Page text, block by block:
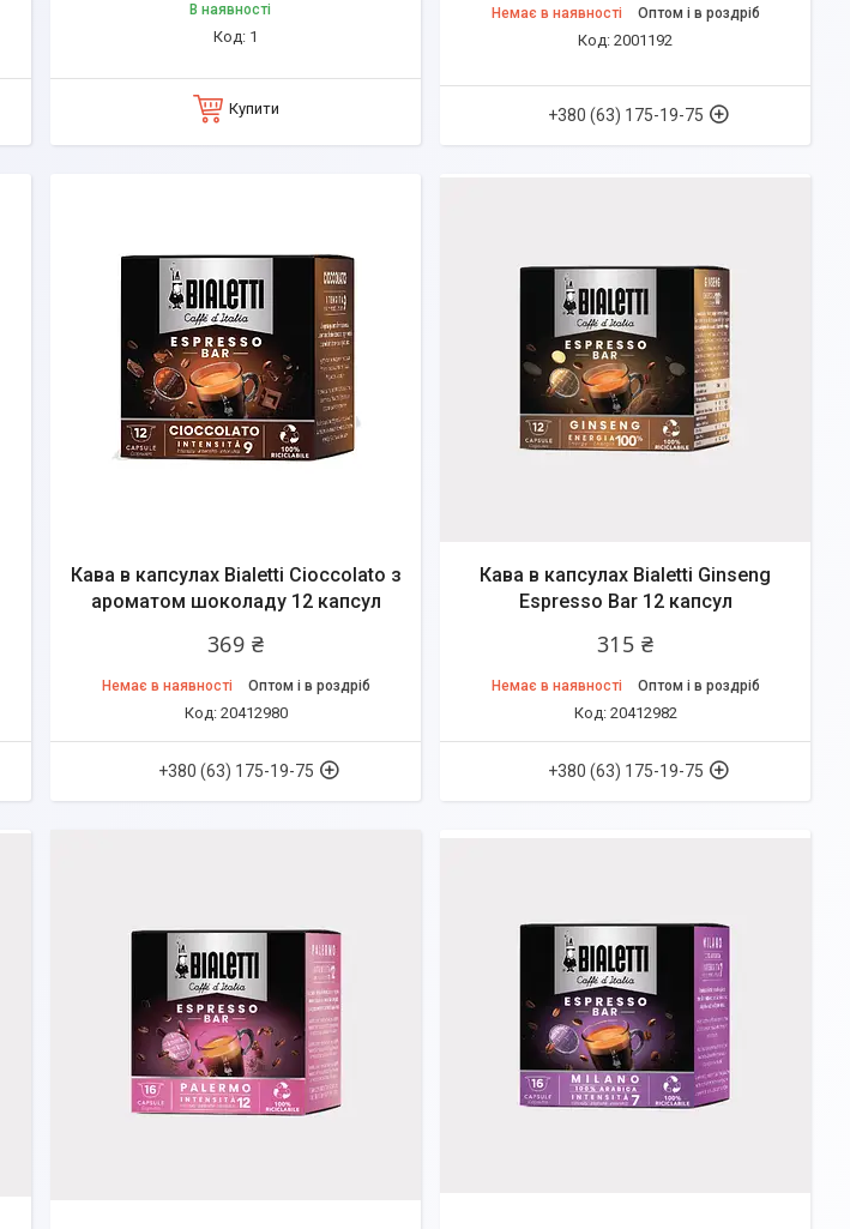
В наявності
1
Купити
Немає в наявності Оптом і в роздріб
2001192
+380 (63) 175-19-75
Кава в капсулах Bialetti Cioccolato з
ароматом шоколаду 12 капсул
369 ₴
Немає в наявності Оптом і в роздріб
20412980
+380 (63) 175-19-75
Кава в капсулах Bialetti Ginseng
Espresso Bar 12 капсул
315 ₴
Немає в наявності Оптом і в роздріб
20412982
+380 (63) 175-19-75